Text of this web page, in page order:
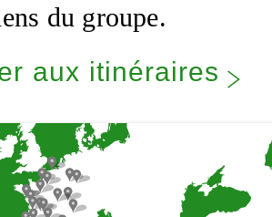
du groupe.
aux itinéraires